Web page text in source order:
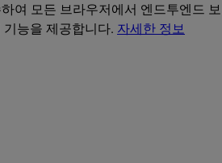
여 모든 브라우저에서 엔드투엔드 보
능을 제공합니다. 자세한 정보